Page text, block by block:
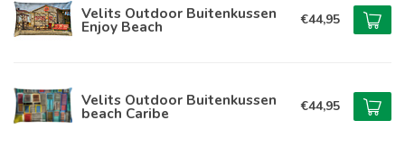
Velits Outdoor Buitenkussen
Enjoy Beach €44,95
Velits Outdoor Buitenkussen
beach Caribe €44,95